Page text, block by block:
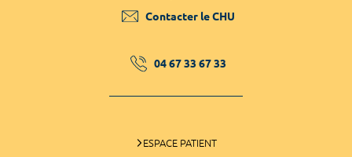
Contacter le CHU
04 67 33 67 33
ESPACE PATIENT